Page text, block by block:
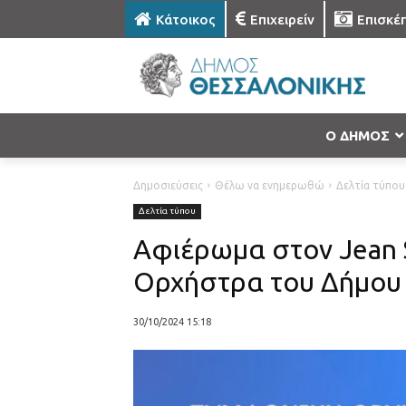
Κάτοικος Επιχειρείν
Ο ΔΗΜΟΣ
Δημοσιεύσεις Θέλω να ενημερωθώ Δελτία τύπου
Δελτία τύπου
Αφιέρωμα στον Jean
Ορχήστρα του
30/10/2024 15:18